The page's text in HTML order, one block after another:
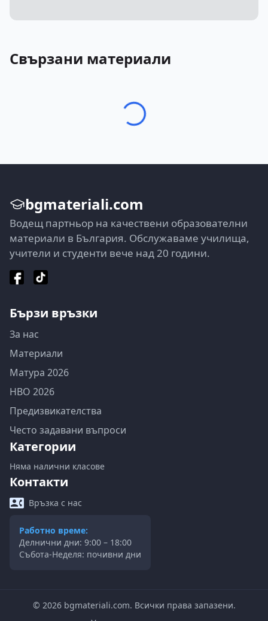
Свързани материали
bgmateriali.com
Водещ партньор на качествени образователни
материали в България. Обслужаваме училища,
учители и студенти вече над 20 години.
Бързи връзки
За нас
Материали
Матура 2026
НВО 2026
Предизвикателства
Често задавани въпроси
Категории
Няма налични класове
Контакти
Връзка с нас
Работно време:
Делнични дни: 9:00 – 18:00
Събота-Неделя: почивни дни
© 2026bgmateriali.com. Всички права запазени.